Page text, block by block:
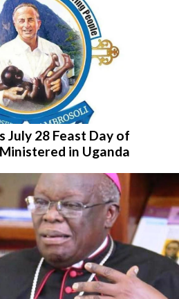
July 28 Feast Day of
in Uganda